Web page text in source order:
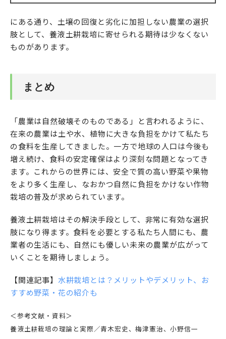
にある通り、土壌の回復と劣化に加担しない農業の選択
肢として、養液土耕栽培に寄せられる期待は少なくない
ものがあります。
まとめ
「農業は自然破壊そのものである」と言われるように、
在来の農業は土や水、植物に大きな負担をかけて私たち
の食料を生産してきました。一方で地球の人口は今後も
増え続け、食料の安定確保はより深刻な問題となってき
ます。これからの世界には、安全で質の高い野菜や果物
をより多く生産し、なおかつ自然に負担をかけない作物
栽培の普及が求められています。
養液土耕栽培はその解決手段として、非常に有効な選択
肢になり得ます。食料を必要とする私たち人間にも、農
業者の生活にも、自然にも優しい未来の農業が広がって
いくことを期待しましょう。
【関連記事】 水耕栽培とは？メリットやデメリット、お
すすめ野菜・花の紹介も
＜参考文献・資料＞
養液土耕栽培の理論と実際／青木宏史、梅津憲治、小野信一